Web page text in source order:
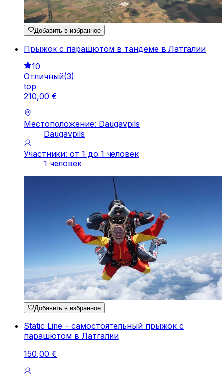
Добавить в избранное
Прыжок с парашютом в тандеме в Латгалии
10
Отличный(3)
top
210,00 €
Местоположение: Daugavpils
Daugavpils
Участники: от 1 до 1 человек
1 человек
Добавить в избранное
Static Line – самостоятельный прыжок с
парашютом в Латгалии
150,00 €